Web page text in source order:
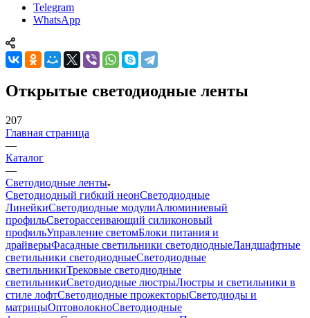
Telegram
WhatsApp
Открытые светодиодные ленты
207
Главная страница
—
Каталог
—
Светодиодные ленты
Светодиодный гибкий неонСветодиодные
ЛинейкиСветодиодные модулиАлюминиевый
профильСветорассеивающий силиконовый
профильУправление светомБлоки питания и
драйверыФасадные светильники светодиодныеЛандшафтные
светильники светодиодныеСветодиодные
светильникиТрековые светодиодные
светильникиСветодиодные люстрыЛюстры и светильники в
стиле лофтСветодиодные прожекторыСветодиоды и
матрицыОптоволокноСветодиодные